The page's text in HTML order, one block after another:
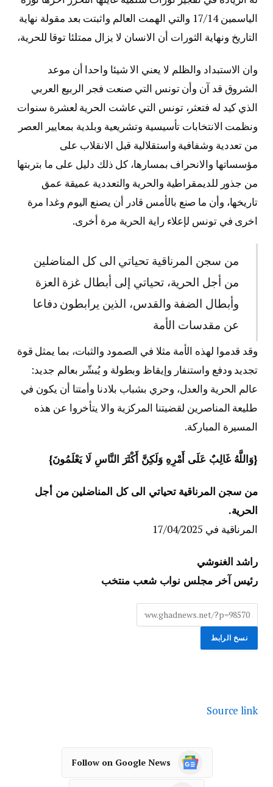
الياسمين 17/14 والتي الهمت العالم واثبتت بعد مقولة نهاية
التاريخ ونهاية الثورات أن الانسان لا يزال ممتلئا توقا للحرية،
وان الاستبداد والظلم لا يعني الا شيئا واحدا أن موعد
الشروق قد آن وأن تونس التي صنعت فجر الربيع العربي
الذي كيد له فتعثر، تونس التي عاشت الحرية لعشرة سنوات
ونظمت الانتخابات تأسيسية وتشريعية وبلدية بمعايير العصر
من تعددية وشفافية واستقلالية قبل الانقلاب على
مؤسساتها والانحراف بمسارها، كل ذلك دليل على ما بتربتها
من جذور للديمقراطية والحرية والتعددية عميقة عمق
تاريخها، وأن ما صنع بالأمس قادر أن يصنع اليوم وغدا مرة
اخرى في تونس لإعلاء راية الحرية مرة أخرى.
من سجن المرناقية تحياتي الى كل المناضلين
من أجل الحرية، تحياتي إلى أبطال غزة العزة
وأبطال الضفة والقدس، الذين يرابطون دفاعا
عن مقدسات الأمة
وقد قدموا لهذه الأمة مثلا في الصمود والثبات، بما يمثل قوة
تجديد ودفع واستنفار وإيقاظ وبطولة و يُبشّر بعالم جديد:
عالم الحرية والعدل، وحري بشباب بلادنا وأمتنا أن يكون في
طليعة المناصرين لقضيتنا المركزية والا يتأخروا عن هذه
المسيرة المباركة.
{وَاللَّهُ غَالِبٌ عَلَى أَمْرِهِ وَلَكِنَّ أَكْثَرَ النَّاسِ لَا يَعْلَمُونَ}
من سجن المرناقية تحياتي الى كل المناضلين من أجل
الحرية.
المرناقية في 17/04/2025
راشد الغنوشي
رئيس آخر مجلس نواب شعب منتخب
نسخ الرابط
Source link
Follow on Google News